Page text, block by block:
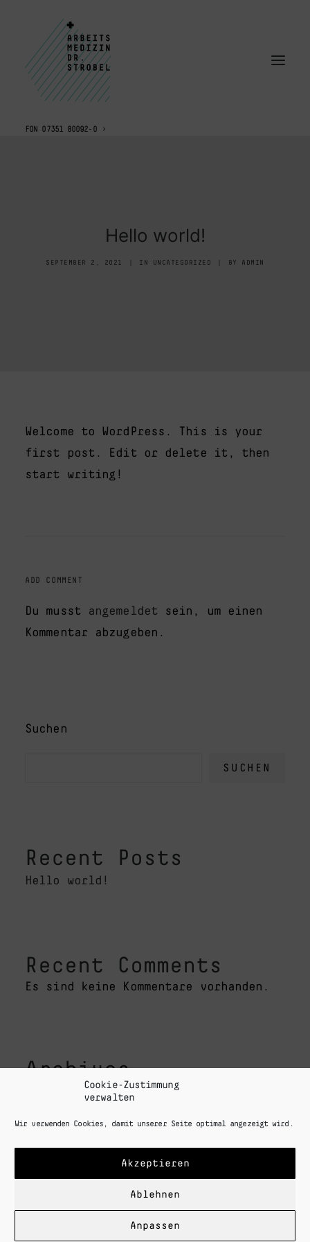
Cookie-Zustimmung
verwalten
Wir verwenden Cookies, damit unserer Seite optimal angezeigt wird.
Akzeptieren
Ablehnen
Anpassen
FON 07351 80092-0
Hello world!
SEPTEMBER 2, 2021 IN UNCATEGORIZED BY ADMIN
Welcome to WordPress. This is your
first post. Edit or delete it, then
start writing!
ADD COMMENT
Du musst angemeldet sein, um einen
Kommentar abzugeben.
Suchen
SUCHEN
Recent Posts
Hello world!
Recent Comments
Es sind keine Kommentare vorhanden.
Archives
September 2021
Categories